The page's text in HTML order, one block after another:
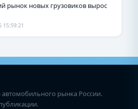
рынок новых грузовиков вырос
15:59:21
автомобильного рынка России.